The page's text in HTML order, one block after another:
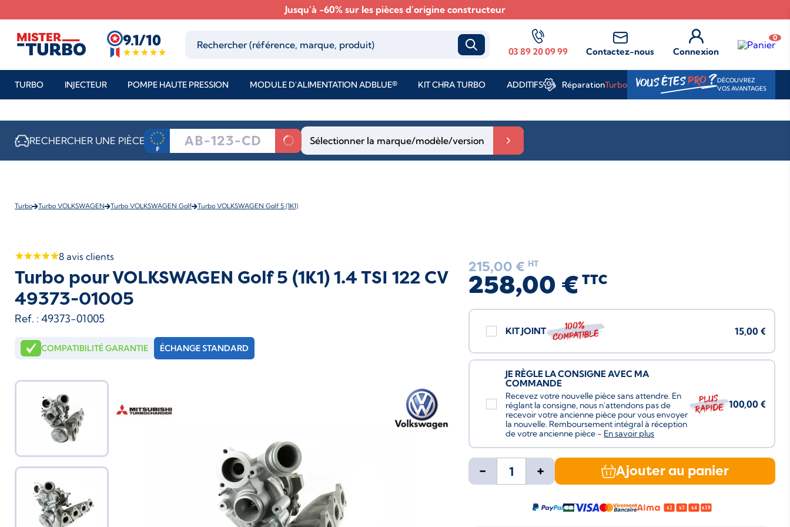
Jusqu'à -60% sur les pièces d'origine constructeur
9.1/10
03 89 20 09 99 Contactez-nous Connexion
0
TURBO INJECTEUR POMPE HAUTE PRESSION MODULE D'ALIMENTATION ADBLUE® KIT CHRA TURBO ADDITIFS RéparationTurbo VOUS ÊTESPRO?DÉCOUVREZ
VOS AVANTAGES
RECHERCHER UNE PIÈCE Sélectionner la marque/modèle/version
Turbo Turbo VOLKSWAGEN Turbo VOLKSWAGEN Golf Turbo VOLKSWAGEN Golf 5 (1K1)
8 avis clients
Turbo pour VOLKSWAGEN Golf 5 (1K1) 1.4 TSI 122 CV
49373-01005
Ref. : 49373-01005
COMPATIBILITÉ GARANTIE ÉCHANGE STANDARD
215,00 € HT
258,00 € TTC
KIT JOINT 100%
compatible 15,00 €
JE RÈGLE LA CONSIGNE AVEC MA
COMMANDE
Recevez votre nouvelle pièce sans attendre. En
réglant la consigne, nous n'attendons pas de
recevoir votre ancienne pièce pour vous envoyer
la nouvelle. Remboursement intégral à réception
de votre ancienne pièce - En savoir plus
Plus
rapide 100,00 €
- + Ajouter au panier